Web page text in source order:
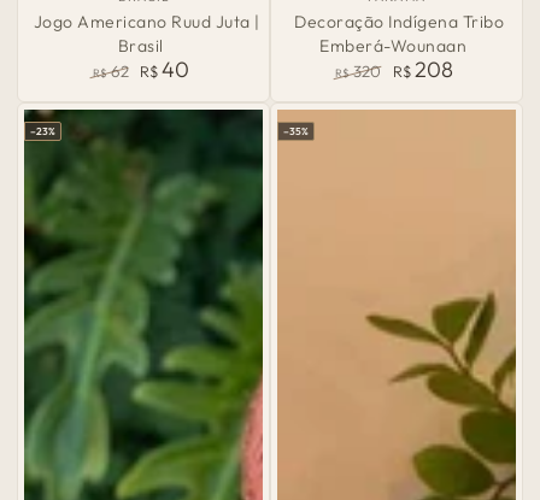
de
Origem:
Jogo Americano Ruud Juta |
Brasil
normal
R$ 62
de
R$ 40
de
Origem:
Decoração Indígena Tribo
Emberá-Wounaan
normal
R$ 320
de
R$ 208
–23% –35%